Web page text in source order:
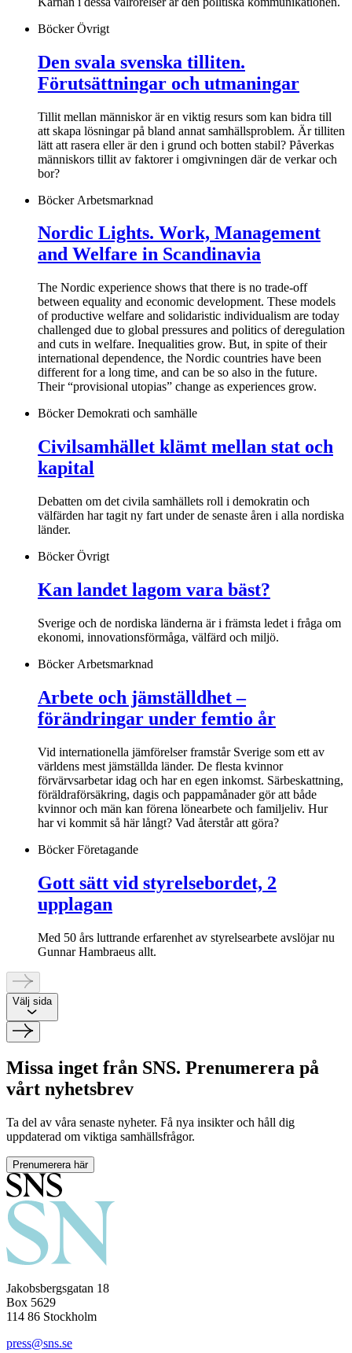
Böcker Övrigt
Den svala svenska tilliten.
Förutsättningar och utmaningar
Tillit mellan människor är en viktig resurs som kan bidra till
att skapa lösningar på bland annat samhällsproblem. Är tilliten
lätt att rasera eller är den i grund och botten stabil? Påverkas
människors tillit av faktorer i omgivningen där de verkar och
bor?
Böcker Arbetsmarknad
Nordic Lights. Work, Management
and Welfare in Scandinavia
The Nordic experience shows that there is no trade-off
between equality and economic development. These models
of productive welfare and solidaristic individualism are today
challenged due to global pressures and politics of deregulation
and cuts in welfare. Inequalities grow. But, in spite of their
international dependence, the Nordic countries have been
different for a long time, and can be so also in the future.
Their “provisional utopias” change as experiences grow.
Böcker Demokrati och samhälle
Civilsamhället klämt mellan stat och
kapital
Debatten om det civila samhällets roll i demokratin och
välfärden har tagit ny fart under de senaste åren i alla nordiska
länder.
Böcker Övrigt
Kan landet lagom vara bäst?
Sverige och de nordiska länderna är i främsta ledet i fråga om
ekonomi, innovationsförmåga, välfärd och miljö.
Böcker Arbetsmarknad
Arbete och jämställdhet –
förändringar under femtio år
Vid internationella jämförelser framstår Sverige som ett av
världens mest jämställda länder. De flesta kvinnor
förvärvsarbetar idag och har en egen inkomst. Särbeskattning,
föräldraförsäkring, dagis och pappamånader gör att både
kvinnor och män kan förena lönearbete och familjeliv. Hur
har vi kommit så här långt? Vad återstår att göra?
Böcker Företagande
Gott sätt vid styrelsebordet, 2
upplagan
Med 50 års luttrande erfarenhet av styrelsearbete avslöjar nu
Gunnar Hambraeus allt.
Välj sida
Missa inget från SNS. Prenumerera på
vårt nyhetsbrev
Ta del av våra senaste nyheter. Få nya insikter och håll dig
uppdaterad om viktiga samhällsfrågor.
Prenumerera här
Jakobsbergsgatan 18
Box 5629
114 86 Stockholm
press@sns.se